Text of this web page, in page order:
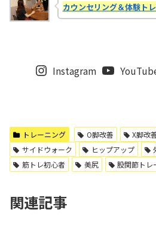
カウンセリング＆体験ト
Instagram
トレーニング O脚改善 X脚改
サイドウォーク
ヒップアップ
筋トレ初心者
美尻 股関節トレ
関連記事